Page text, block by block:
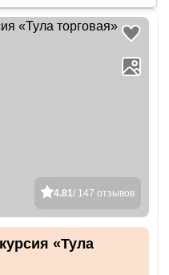
4.81/ 147 отзывов
«Тула